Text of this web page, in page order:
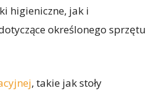
higieniczne, jak i
określonego sprzętu
, takie jak stoły